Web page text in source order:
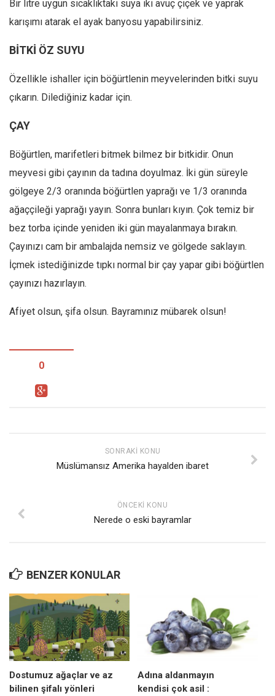
Bir litre uygun sıcaklıktaki suya iki avuç çiçek ve yaprak
karışımı atarak el ayak banyosu yapabilirsiniz.
BİTKİ ÖZ SUYU
Özellikle ishaller için böğürtlenin meyvelerinden bitki suyu
çıkarın. Dilediğiniz kadar için.
ÇAY
Böğürtlen, marifetleri bitmek bilmez bir bitkidir. Onun
meyvesi gibi çayının da tadına doyulmaz. İki gün süreyle
gölgeye 2/3 oranında böğürtlen yaprağı ve 1/3 oranında
ağaççileği yaprağı yayın. Sonra bunları kıyın. Çok temiz bir
bez torba içinde yeniden iki gün mayalanmaya bırakın.
Çayınızı cam bir ambalajda nemsiz ve gölgede saklayın.
İçmek istediğinizde tıpkı normal bir çay yapar gibi böğürtlen
çayınızı hazırlayın.
Afiyet olsun, şifa olsun. Bayramınız mübarek olsun!
0
SONRAKI KONU
Müslümansız Amerika hayalden ibaret
ÖNCEKI KONU
Nerede o eski bayramlar
BENZER KONULAR
Dostumuz ağaçlar ve az
bilinen şifalı yönleri
Adına aldanmayın
kendisi çok asil :